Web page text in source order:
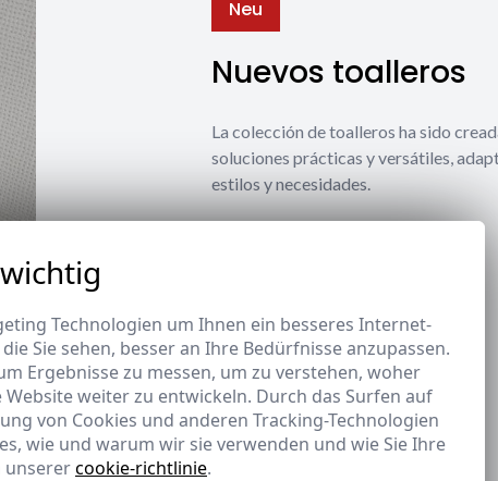
Neu
Nuevos toalleros
La colección de toalleros ha sido
soluciones prácticas y versátiles,
estilos y necesidades.
Technologien um Ihnen ein besseres Internet-
Sie sehen, besser an Ihre Bedürfnisse anzupassen.
Ergebnisse zu messen, um zu verstehen, woher
weiter zu entwickeln. Durch das Surfen auf
von Cookies und anderen Tracking-Technologien
wie und warum wir sie verwenden und wie Sie Ihre
unserercookie-richtlinie.